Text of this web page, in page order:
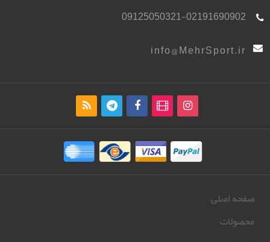
09125050321-02191690902
info@MehrSport.ir
صفحه اصلی
محصولات